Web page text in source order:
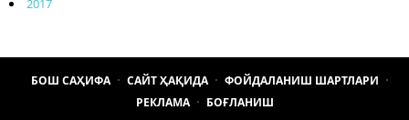
2017
БОШ САҲИФА САЙТ ҲАҚИДА
ФОЙДАЛАНИШ ШАРТЛАРИ
РЕКЛАМА
БОҒЛАНИШ